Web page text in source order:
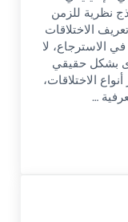
نظرية للزمن
الاختلاقات
الاسترجاع، لا
بشكل حقيقي
الاختلاقات،
…
الثاني): النماذج النظرية